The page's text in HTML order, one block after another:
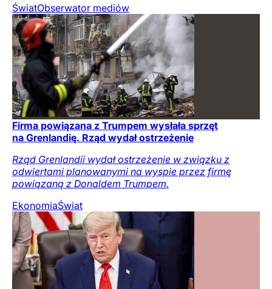
ŚwiatObserwator mediów
Firma powiązana z Trumpem wysłała sprzęt
na Grenlandię. Rząd wydał ostrzeżenie
Rząd Grenlandii wydał ostrzeżenie w związku z
odwiertami planowanymi na wyspie przez firmę
powiązaną z Donaldem Trumpem.
EkonomiaŚwiat